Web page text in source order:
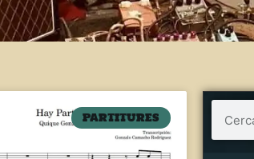
PARTITURES